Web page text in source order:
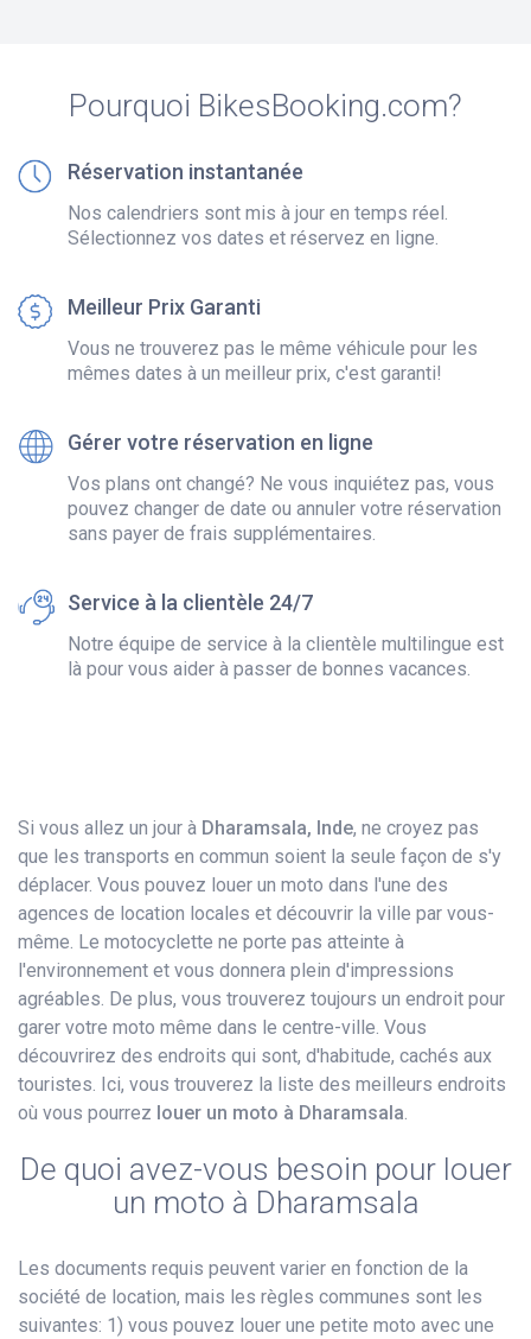
Pourquoi BikesBooking.com?
Réservation instantanée
Nos calendriers sont mis à jour en temps réel.
Sélectionnez vos dates et réservez en ligne.
Meilleur Prix Garanti
Vous ne trouverez pas le même véhicule pour les
mêmes dates à un meilleur prix, c'est garanti!
Gérer votre réservation en ligne
Vos plans ont changé? Ne vous inquiétez pas, vous
pouvez changer de date ou annuler votre réservation
sans payer de frais supplémentaires.
Service à la clientèle 24/7
Notre équipe de service à la clientèle multilingue est
là pour vous aider à passer de bonnes vacances.
Si vous allez un jour à Dharamsala, Inde, ne croyez pas
que les transports en commun soient la seule façon de s'y
déplacer. Vous pouvez louer un moto dans l'une des
agences de location locales et découvrir la ville par vous-
même. Le motocyclette ne porte pas atteinte à
l'environnement et vous donnera plein d'impressions
agréables. De plus, vous trouverez toujours un endroit pour
garer votre moto même dans le centre-ville. Vous
découvrirez des endroits qui sont, d'habitude, cachés aux
touristes. Ici, vous trouverez la liste des meilleurs endroits
où vous pourrez louer un moto à Dharamsala.
De quoi avez-vous besoin pour louer
un moto à Dharamsala
Les documents requis peuvent varier en fonction de la
société de location, mais les règles communes sont les
suivantes: 1) vous pouvez louer une petite moto avec une